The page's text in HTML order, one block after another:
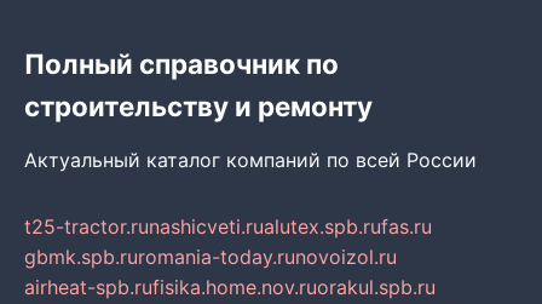
Полный справочник по
строительству и ремонту
Актуальный каталог компаний по всей России
t25-tractor.runashicveti.rualutex.spb.rufas.ru
gbmk.spb.ruromania-today.runovoizol.ru
airheat-spb.rufisika.home.nov.ruorakul.spb.ru